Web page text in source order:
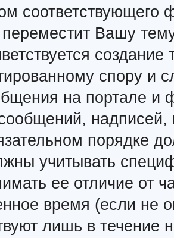
переместит Вашу
спору и
на портале и
порядке
учитывать
ее отличие от
время (если не
лишь в течение